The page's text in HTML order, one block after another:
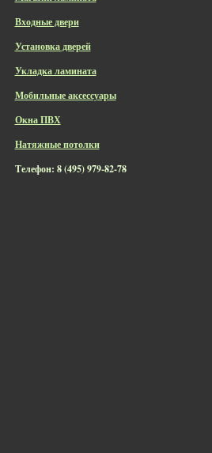
Входные двери
Установка дверей
Укладка ламината
Мобильные аксессуары
Окна ПВХ
Натяжные потолки
Телефон: 8 (495) 979-82-78